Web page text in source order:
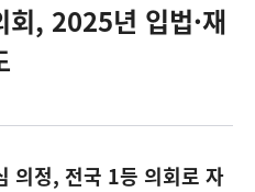
회, 2025년 입법·재
의정, 전국 1등 의회로 자